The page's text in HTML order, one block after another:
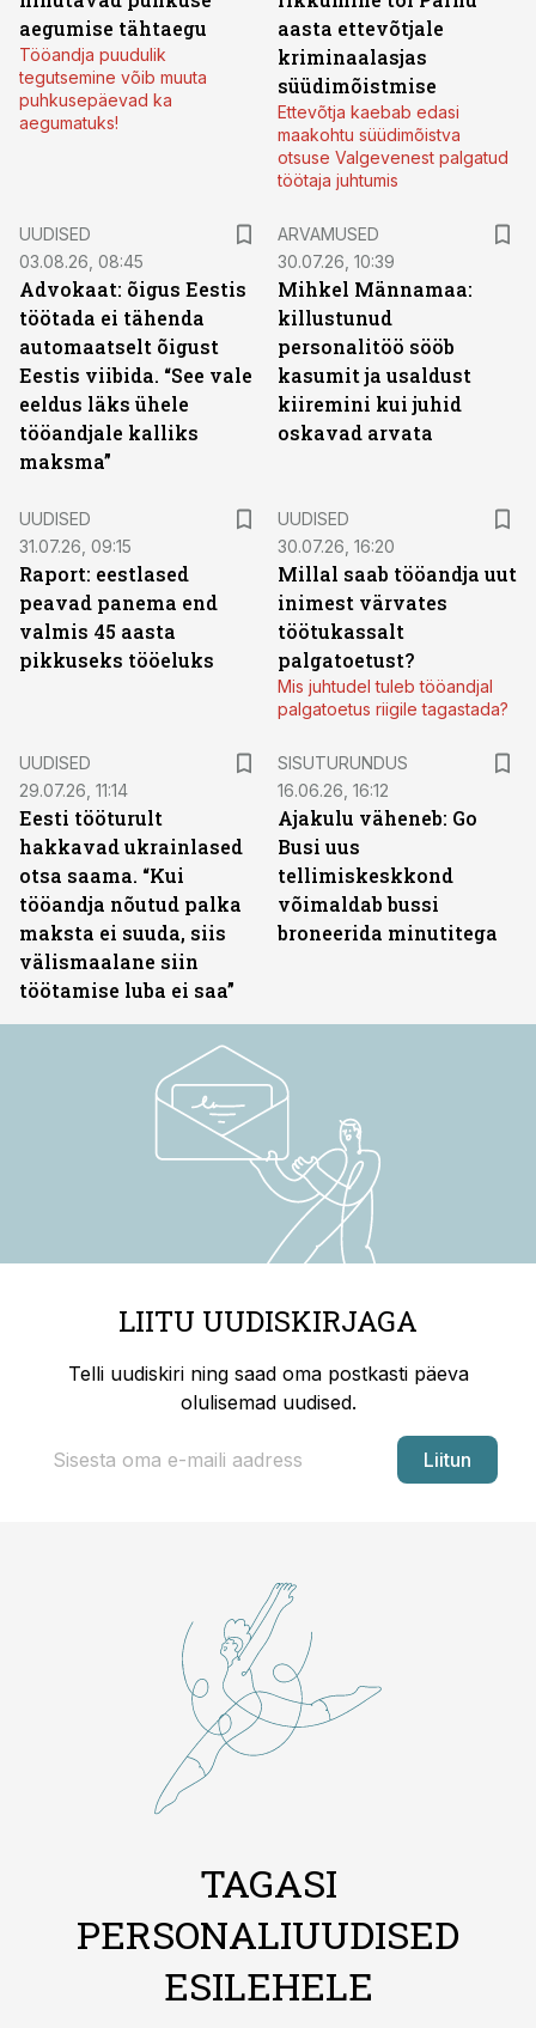
aegumise tähtaegu
Tööandja puudulik
tegutsemine võib muuta
puhkusepäevad ka
aegumatuks!
aasta ettevõtjale
kriminaalasjas
süüdimõistmise
Ettevõtja kaebab edasi
maakohtu süüdimõistva
otsuse Valgevenest palgatud
töötaja juhtumis
UUDISED
03.08.26, 08:45
Advokaat: õigus Eestis
töötada ei tähenda
automaatselt õigust
Eestis viibida. “See vale
eeldus läks ühele
tööandjale kalliks
maksma”
ARVAMUSED
30.07.26, 10:39
Mihkel Männamaa:
killustunud
personalitöö sööb
kasumit ja usaldust
kiiremini kui juhid
oskavad arvata
UUDISED
31.07.26, 09:15
Raport: eestlased
peavad panema end
valmis 45 aasta
pikkuseks tööeluks
UUDISED
30.07.26, 16:20
Millal saab tööandja uut
inimest värvates
töötukassalt
palgatoetust?
Mis juhtudel tuleb tööandjal
palgatoetus riigile tagastada?
UUDISED
29.07.26, 11:14
Eesti tööturult
hakkavad ukrainlased
otsa saama. “Kui
tööandja nõutud palka
maksta ei suuda, siis
välismaalane siin
töötamise luba ei saa”
SISUTURUNDUS
16.06.26, 16:12
Ajakulu väheneb: Go
Busi uus
tellimiskeskkond
võimaldab bussi
broneerida minutitega
LIITU UUDISKIRJAGA
Telli uudiskiri ning saad oma postkasti päeva
olulisemad uudised.
Liitun
TAGASI
PERSONALIUUDISED
ESILEHELE